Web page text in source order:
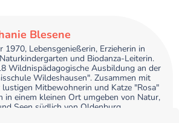
Blesene
1970, Lebensgenießerin, Erzieherin in
und Biodanza-Leiterin.
Wildnispädagogische Ausbildung an der
Wildeshausen". Zusammen mit
lustigen Mitbewohnerin und Katze "Rosa"
in einem kleinen Ort umgeben von Natur,
Seen südlich von Oldenburg.